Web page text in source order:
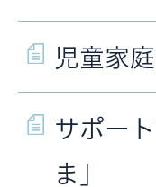
児童家
サポー
ま」